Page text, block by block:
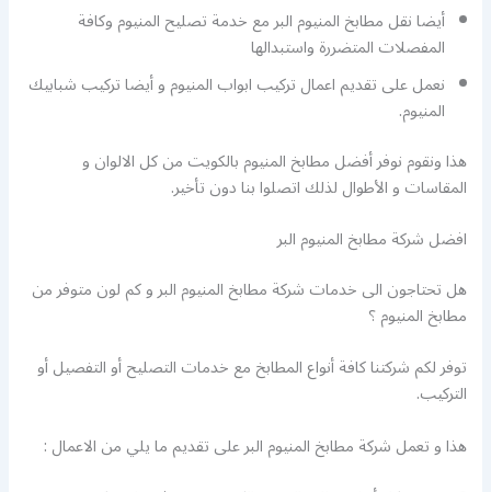
أيضا نقل مطابخ المنيوم البر مع خدمة تصليح المنيوم وكافة
المفصلات المتضررة واستبدالها
نعمل على تقديم اعمال تركيب ابواب المنيوم و أيضا تركيب شبابيك
المنيوم.
هذا ونقوم نوفر أفضل مطابخ المنيوم بالكويت من كل الالوان و
المقاسات و الأطوال لذلك اتصلوا بنا دون تأخير.
افضل شركة مطابخ المنيوم البر
هل تحتاجون الى خدمات شركة مطابخ المنيوم البر و كم لون متوفر من
مطابخ المنيوم ؟
توفر لكم شركتنا كافة أنواع المطابخ مع خدمات التصليح أو التفصيل أو
التركيب.
هذا و تعمل شركة مطابخ المنيوم البر على تقديم ما يلي من الاعمال :